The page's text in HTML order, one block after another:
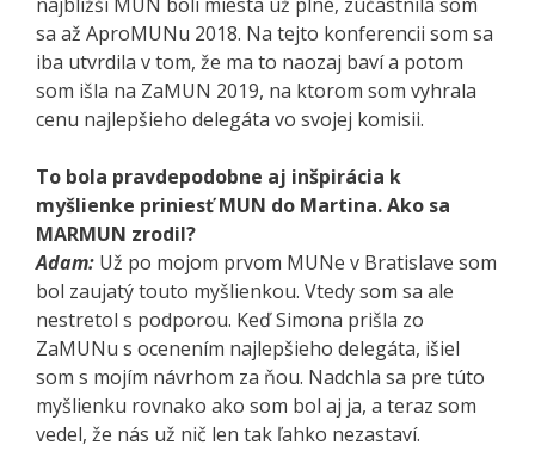
sa až AproMUNu 2018. Na tejto konferencii som sa
iba utvrdila v tom, že ma to naozaj baví a potom
som išla na ZaMUN 2019, na ktorom som vyhrala
cenu najlepšieho delegáta vo svojej komisii.
To bola pravdepodobne aj inšpirácia k
myšlienke priniesť MUN do Martina. Ako sa
MARMUN zrodil?
Adam: Už po mojom prvom MUNe v Bratislave som
bol zaujatý touto myšlienkou. Vtedy som sa ale
nestretol s podporou. Keď Simona prišla zo
ZaMUNu s ocenením najlepšieho delegáta, išiel
som s mojím návrhom za ňou. Nadchla sa pre túto
myšlienku rovnako ako som bol aj ja, a teraz som
vedel, že nás už nič len tak ľahko nezastaví.